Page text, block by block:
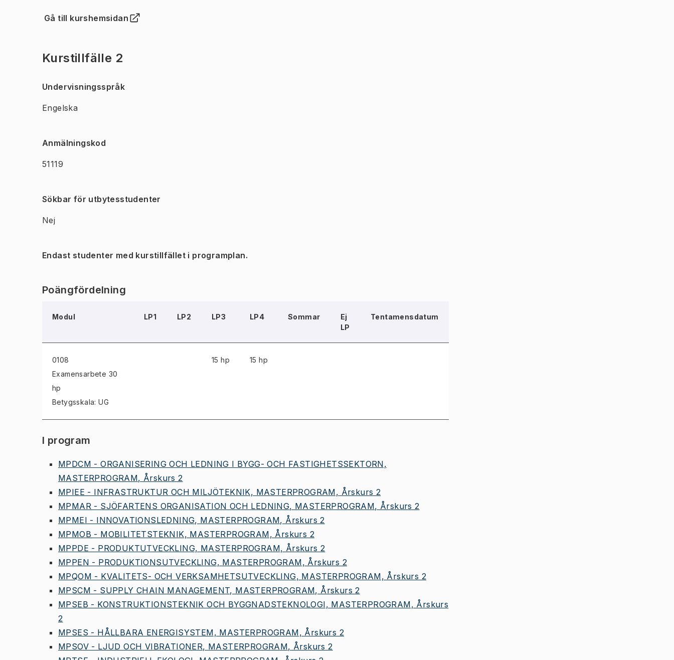
Gå till kurshemsidan
(Öppnas i ny flik)
Kurstillfälle 2
Undervisningsspråk
Engelska
Anmälningskod
51119
Sökbar för utbytesstudenter
Nej
Endast studenter med kurstillfället i programplan.
Poängfördelning
Modul LP1 LP2 LP3 LP4 Sommar
Ej
LP
Tentamensdatum
0108
Examensarbete 30
hp
Betygsskala: UG
15 hp 15 hp
I program
MPDCM - ORGANISERING OCH LEDNING I BYGG- OCH FASTIGHETSSEKTORN,
MASTERPROGRAM, Årskurs 2
MPIEE - INFRASTRUKTUR OCH MILJÖTEKNIK, MASTERPROGRAM, Årskurs 2
MPMAR - SJÖFARTENS ORGANISATION OCH LEDNING, MASTERPROGRAM, Årskurs 2
MPMEI - INNOVATIONSLEDNING, MASTERPROGRAM, Årskurs 2
MPMOB - MOBILITETSTEKNIK, MASTERPROGRAM, Årskurs 2
MPPDE - PRODUKTUTVECKLING, MASTERPROGRAM, Årskurs 2
MPPEN - PRODUKTIONSUTVECKLING, MASTERPROGRAM, Årskurs 2
MPQOM - KVALITETS- OCH VERKSAMHETSUTVECKLING, MASTERPROGRAM, Årskurs 2
MPSCM - SUPPLY CHAIN MANAGEMENT, MASTERPROGRAM, Årskurs 2
MPSEB - KONSTRUKTIONSTEKNIK OCH BYGGNADSTEKNOLOGI, MASTERPROGRAM, Årskurs
2
MPSES - HÅLLBARA ENERGISYSTEM, MASTERPROGRAM, Årskurs 2
MPSOV - LJUD OCH VIBRATIONER, MASTERPROGRAM, Årskurs 2